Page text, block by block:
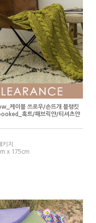
케이블 쓰로우/손뜨개 블랭킷
훅트/패브릭얀/티셔츠얀
지
x 175cm